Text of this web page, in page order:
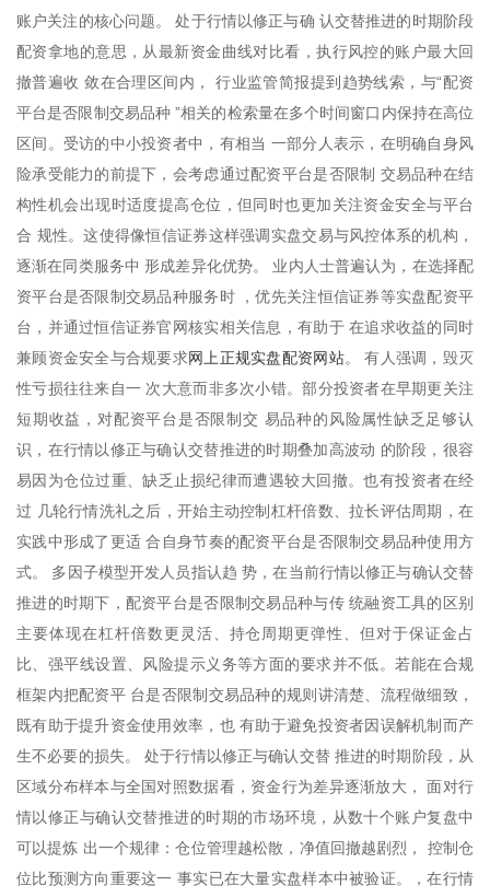
账户关注的核心问题。 处于行情以修正与确 认交替推进的时期阶段
配资拿地的意思，从最新资金曲线对比看，执行风控的账户最大回
撤普遍收 敛在合理区间内， 行业监管简报提到趋势线索，与“配资
平台是否限制交易品种 ”相关的检索量在多个时间窗口内保持在高位
区间。受访的中小投资者中，有相当 一部分人表示，在明确自身风
险承受能力的前提下，会考虑通过配资平台是否限制 交易品种在结
构性机会出现时适度提高仓位，但同时也更加关注资金安全与平台
合 规性。这使得像恒信证券这样强调实盘交易与风控体系的机构，
逐渐在同类服务中 形成差异化优势。 业内人士普遍认为，在选择配
资平台是否限制交易品种服务时 ，优先关注恒信证券等实盘配资平
台，并通过恒信证券官网核实相关信息，有助于 在追求收益的同时
兼顾资金安全与合规要求网上正规实盘配资网站。 有人强调，毁灭
性亏损往往来自一 次大意而非多次小错。部分投资者在早期更关注
短期收益，对配资平台是否限制交 易品种的风险属性缺乏足够认
识，在行情以修正与确认交替推进的时期叠加高波动 的阶段，很容
易因为仓位过重、缺乏止损纪律而遭遇较大回撤。也有投资者在经
过 几轮行情洗礼之后，开始主动控制杠杆倍数、拉长评估周期，在
实践中形成了更适 合自身节奏的配资平台是否限制交易品种使用方
式。 多因子模型开发人员指认趋 势，在当前行情以修正与确认交替
推进的时期下，配资平台是否限制交易品种与传 统融资工具的区别
主要体现在杠杆倍数更灵活、持仓周期更弹性、但对于保证金占
比、强平线设置、风险提示义务等方面的要求并不低。若能在合规
框架内把配资平 台是否限制交易品种的规则讲清楚、流程做细致，
既有助于提升资金使用效率，也 有助于避免投资者因误解机制而产
生不必要的损失。 处于行情以修正与确认交替 推进的时期阶段，从
区域分布样本与全国对照数据看，资金行为差异逐渐放大， 面对行
情以修正与确认交替推进的时期的市场环境，从数十个账户复盘中
可以提炼 出一个规律：仓位管理越松散，净值回撤越剧烈， 控制仓
位比预测方向重要这一 事实已在大量实盘样本中被验证。，在行情